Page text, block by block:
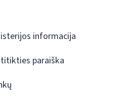
informacija
paraiška